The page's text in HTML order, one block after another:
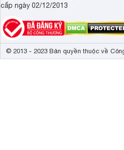
cấp ngày 02/12/2013
© 2013 - 2023 Bản quyền thuộc về